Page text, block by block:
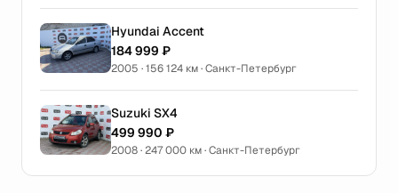
Hyundai Accent
184 999 ₽
2005 · 156 124 км · Санкт-Петербург
Suzuki SX4
499 990 ₽
2008 · 247 000 км · Санкт-Петербург